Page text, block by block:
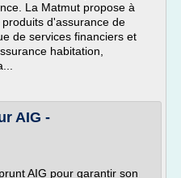
La Matmut propose à
d'assurance de
de services financiers et
habitation,
AIG -
AIG pour garantir son